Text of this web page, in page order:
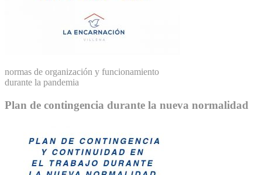
normas de organización y funcionamiento
durante la pandemia
Plan de contingencia durante la nueva normalidad